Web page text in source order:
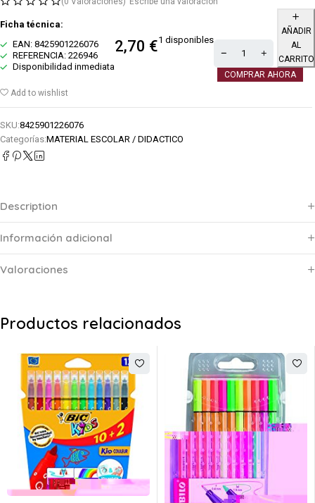
Ficha técnica:
EAN: 8425901226076
REFERENCIA: 226946
Disponibilidad inmediata
2,70 €1 disponibles
AÑADIR
AL
CARRITO
COMPRAR AHORA
Add to wishlist
SKU:8425901226076
Categorías:MATERIAL ESCOLAR / DIDACTICO
Description
Información adicional
Valoraciones
Productos relacionados